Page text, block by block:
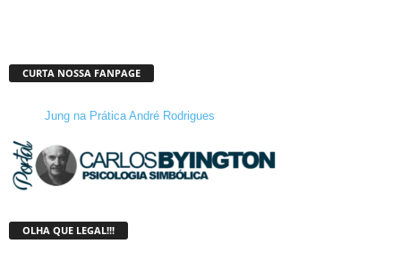
CURTA NOSSA FANPAGE
Jung na Prática André Rodrigues
OLHA QUE LEGAL!!!